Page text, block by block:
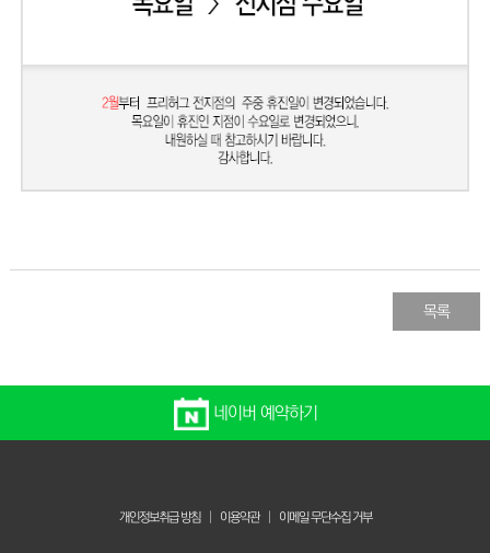
목록
네이버 예약하기
개인정보취급 방침 이용약관 이메일 무단수집 거부